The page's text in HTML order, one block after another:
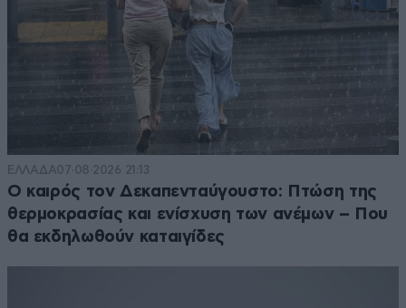
ΕΛΛΑΔΑ07·08·2026 21:13
Ο καιρός τον Δεκαπενταύγουστο: Πτώση της
θερμοκρασίας και ενίσχυση των ανέμων – Που
θα εκδηλωθούν καταιγίδες